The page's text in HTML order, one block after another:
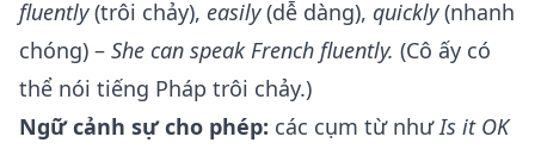
fluently(trôi chảy), easily(dễ dàng), quickly(nhanh
chóng) – She can speak French fluently. (Cô ấy có
thể nói tiếng Pháp trôi chảy.)
Ngữ cảnh sự cho phép: các cụm từ nhưIs it OK